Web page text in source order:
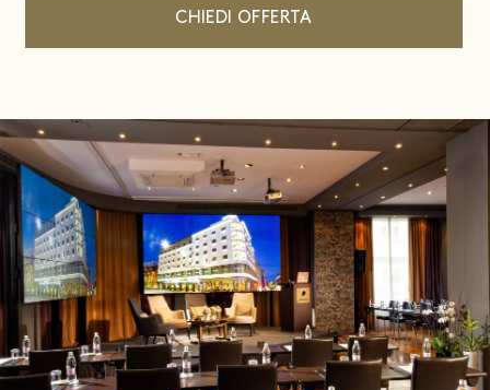
CHIEDI OFFERTA